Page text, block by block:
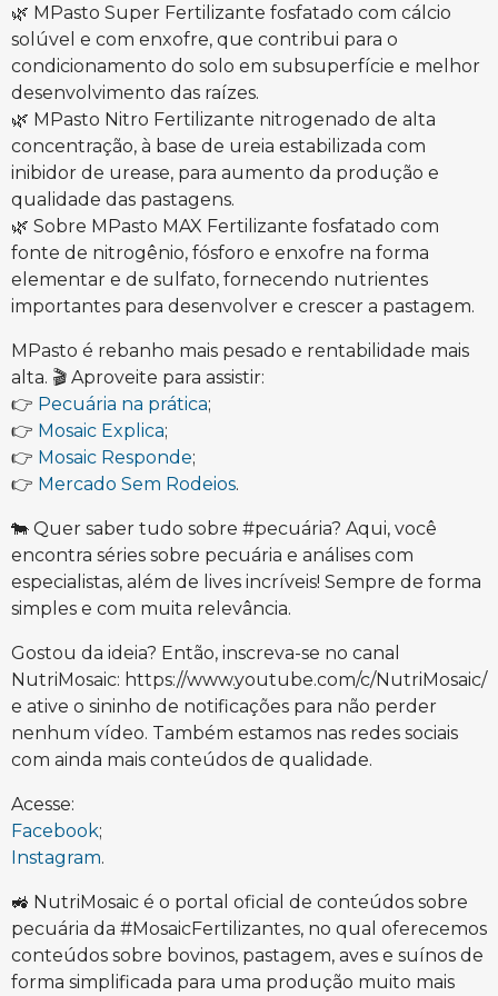
🌿 MPasto Super Fertilizante fosfatado com cálcio
solúvel e com enxofre, que contribui para o
condicionamento do solo em subsuperfície e melhor
desenvolvimento das raízes.
🌿 MPasto Nitro Fertilizante nitrogenado de alta
concentração, à base de ureia estabilizada com
inibidor de urease, para aumento da produção e
qualidade das pastagens.
🌿 Sobre MPasto MAX Fertilizante fosfatado com
fonte de nitrogênio, fósforo e enxofre na forma
elementar e de sulfato, fornecendo nutrientes
importantes para desenvolver e crescer a pastagem.
MPasto é rebanho mais pesado e rentabilidade mais
alta. 🎬 Aproveite para assistir:
👉 Pecuária na prática;
👉 Mosaic Explica;
👉 Mosaic Responde;
👉 Mercado Sem Rodeios.
🐄 Quer saber tudo sobre #pecuária? Aqui, você
encontra séries sobre pecuária e análises com
especialistas, além de lives incríveis! Sempre de forma
simples e com muita relevância.
Gostou da ideia? Então, inscreva-se no canal
NutriMosaic: https://www.youtube.com/c/NutriMosaic/
e ative o sininho de notificações para não perder
nenhum vídeo. Também estamos nas redes sociais
com ainda mais conteúdos de qualidade.
Acesse:
Facebook;
Instagram.
🚜 NutriMosaic é o portal oficial de conteúdos sobre
pecuária da #MosaicFertilizantes, no qual oferecemos
conteúdos sobre bovinos, pastagem, aves e suínos de
forma simplificada para uma produção muito mais